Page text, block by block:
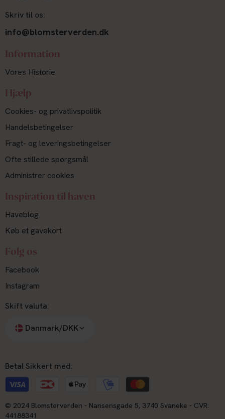
Skriv til os:
info@blomsterverden.dk
Information
Vores Historie
Hjælp
Cookies- og privatlivspolitik
Handelsbetingelser
Fragt- og leveringsbetingelser
Ofte stillede spørgsmål
Administrer cookies
Inspiration til haven
Haveblog
Køb et gavekort
Følg os
Facebook
Instagram
Skift valuta:
Danmark/DKK
Betal Sikkert med:
© 2024 Blomsterverden - Nansensgade 5, 3740 Svaneke - CVR:
44188341